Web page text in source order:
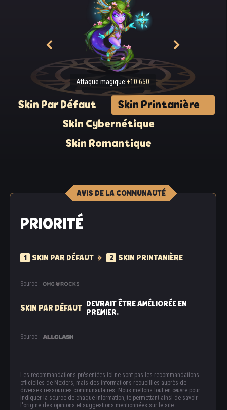
Attaque magique:+10 650
Skin Par Défaut
Skin Printanière
Skin Cybernétique
Skin Romantique
AVIS DE LA COMMUNAUTÉ
PRIORITÉ
1 SKIN PAR DÉFAUT 2 SKIN PRINTANIÈRE
Source :
SKIN PAR DÉFAUT DEVRAIT ÊTRE AMÉLIORÉE EN
PREMIER.
Source :
Les recommandations présentées ici ne sont pas les recommandations
officielles de Nexters, mais des informations recueillies auprès de
diverses ressources communautaires. Nous mettons tout en œuvre pour
indiquer la source de chaque information, te permettant ainsi de savoir
l'origine des opinions et suggestions mentionnées sur le site.